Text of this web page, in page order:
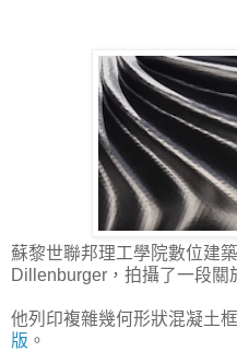
蘇黎世聯邦理工學院數位建
Dillenburger，拍攝了一段關
他列印複雜幾何形狀混凝土
版 。